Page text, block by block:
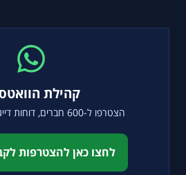
קהילת
הצטרפו ל-600 חברים, דוחות דייג וייעוץ בזמן אמת
לחצו כאן להצטרפות